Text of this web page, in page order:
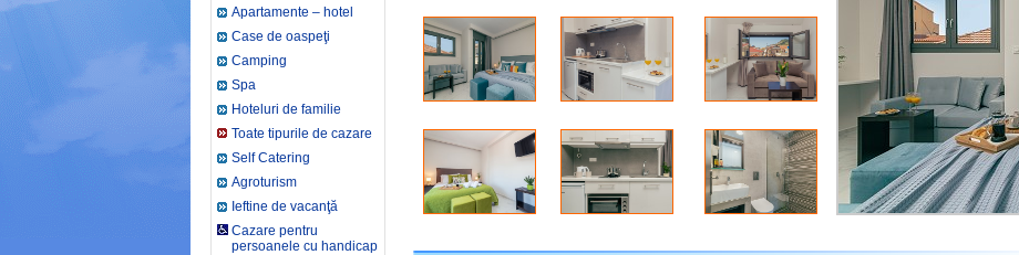
Apartamente – hotel
Case de oaspeţi
Camping
Spa
Hoteluri de familie
Toate tipurile de cazare
Self Catering
Agroturism
Ieftine de vacanţă
Cazare pentru
persoanele cu handicap